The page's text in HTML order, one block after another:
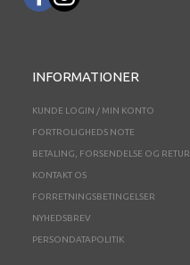
INFORMATIONER
KUNDE LOGIN / MIN KONTO
FORTROLIGHEDS NOTE
BETALING, FORSENDELSE OG RETUR
KONTAKT OS
FORRETNINGSBETINGELSER
NYHEDSBREV
PERSONDATAPOLITIK